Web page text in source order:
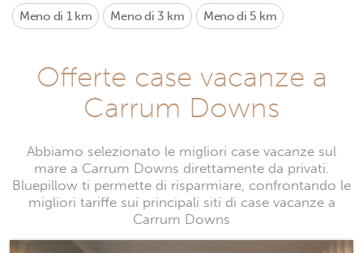
Meno di 1 km Meno di 3 km Meno di 5 km
Offerte case vacanze a
Carrum Downs
Abbiamo selezionato le migliori case vacanze sul
mare a Carrum Downs direttamente da privati.
Bluepillow ti permette di risparmiare, confrontando le
migliori tariffe sui principali siti di case vacanze a
Carrum Downs